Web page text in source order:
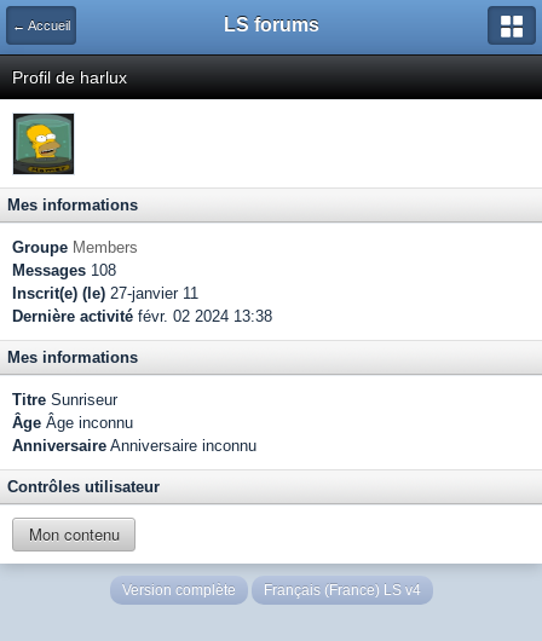
← Accueil LS forums
Profil de harlux
Mes informations
Groupe Members
Messages 108
Inscrit(e) (le) 27-janvier 11
Dernière activité févr. 02 2024 13:38
Mes informations
Titre Sunriseur
Âge Âge inconnu
Anniversaire Anniversaire inconnu
Contrôles utilisateur
Mon contenu
Version complète Français (France) LS v4